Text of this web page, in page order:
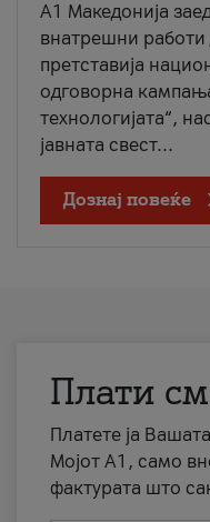
A1 Македонија
внатрешни работи
претставија
одговорна
технологијата“,
јавната свест...
Дознај повеќе
Плати
Платете ја
Мојот А1, само
фактурата што